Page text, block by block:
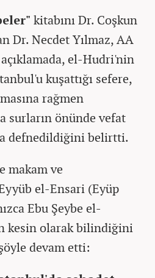
kitabını Dr. Coşkun
Dr. Necdet Yılmaz, AA
el-Hudri'nin
kuşattığı sefere,
rağmen
surların önünde vefat
defnedildiğini belirtti.
makam ve
el-Ensari (Eyüp
Ebu Şeybe el-
kesin olarak bilindiğini
devam etti: